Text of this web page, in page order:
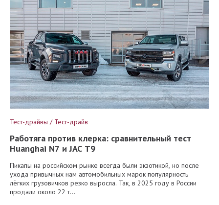
Тест-драйвы / Тест-драйв
Работяга против клерка: сравнительный тест
Huanghai N7 и JAC T9
Пикапы на российском рынке всегда были экзотикой, но после
ухода привычных нам автомобильных марок популярность
лёгких грузовичков резко выросла. Так, в 2025 году в России
продали около 22 т...